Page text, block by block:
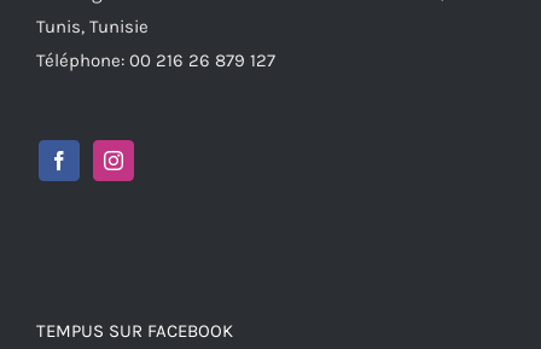
Tunis, Tunisie
Téléphone: 00 216 26 879 127
TEMPUS SUR FACEBOOK